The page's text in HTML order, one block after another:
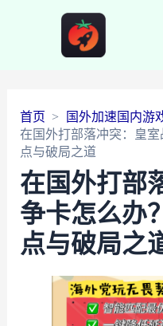
首页
国外加速国内游
在国外打部落冲突：皇
点与破局之道
在国外打部
争卡怎么办
点与破局之